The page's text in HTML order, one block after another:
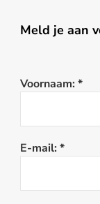
Meld je aan
Voornaam: *
E-mail: *